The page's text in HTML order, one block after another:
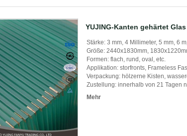
YUJING-Kanten gehärtet
Stärke: 3 mm, 4 Millimeter, 5 mm, 6
Größe: 2440x1830mm,
Formen: flach, rund, oval, etc.
Applikation: storfronts, Frameless
Verpackung: hölzerne Kisten,
Zustellung: innerhalb von 21 Tagen
Mehr